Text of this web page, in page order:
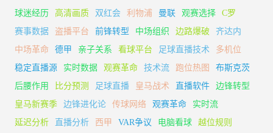
球迷经历
高清画质 双红会 利物浦 曼联 观赛选择
C罗
赛事数据
盗播平台 前锋转型 中场组织 边路爆破
齐达内
中场革命
德甲 亲子关系 看球平台 足球直播技术
多机位
稳定直播源
实时数据 观赛革命 技术流 跑位热图
布斯克茨
后腰作用
比分预测 足球直播 皇马战术 直播软件
边锋转型
皇马新赛季
边锋进化论 传球网络 观赛革命
实时流
延迟分析
直播分析 西甲 VAR争议 电脑看球
越位规则